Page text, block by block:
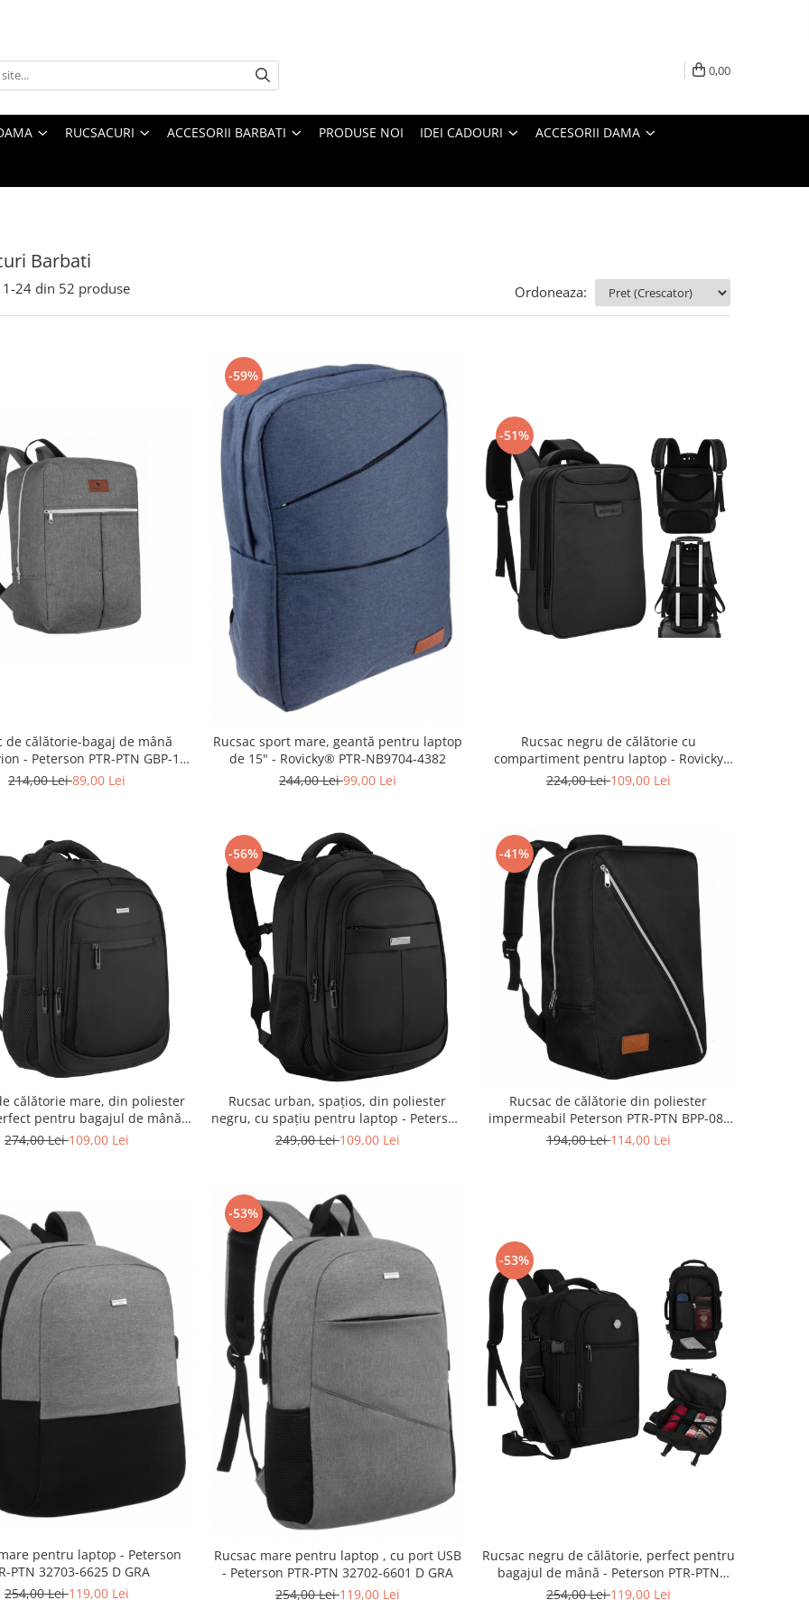
0,00
RUCSACURI ACCESORII BARBATI PRODUSE NOI IDEI CADOURI ACCESORII DAMA
Barbati
1-24 din 52 produse Ordoneaza:
de călătorie-bagaj de mână
- Peterson PTR-PTN GBP-10-
7628 GR-S
214,00 Lei89,00 Lei
-59%
Rucsac sport mare, geantă pentru laptop
de 15" - Rovicky® PTR-NB9704-4382
244,00 Lei99,00 Lei
-51%
Rucsac negru de călătorie cu
compartiment pentru laptop - Rovicky
PTR-R-PTY-06-2102 BLACK
224,00 Lei109,00 Lei
călătorie mare, din poliester
pentru bagajul de mână -
PTR-R-BHX-05-1020 BLACK
274,00 Lei109,00 Lei
-56%
Rucsac urban, spațios, din poliester
negru, cu spațiu pentru laptop - Peterson
PTR-PTN BHX-07-7793-BLAC
249,00 Lei109,00 Lei
-41%
Rucsac de călătorie din poliester
impermeabil Peterson PTR-PTN BPP-08-
0933 BL-S
194,00 Lei114,00 Lei
pentru laptop - Peterson
PTN 32703-6625 D GRA
254,00 Lei119,00 Lei
-53%
Rucsac mare pentru laptop , cu port USB
- Peterson PTR-PTN 32702-6601 D GRA
254,00 Lei119,00 Lei
-53%
Rucsac negru de călătorie, perfect pentru
bagajul de mână - Peterson PTR-PTN
GAWRON-4-9614 BL
254,00 Lei119,00 Lei